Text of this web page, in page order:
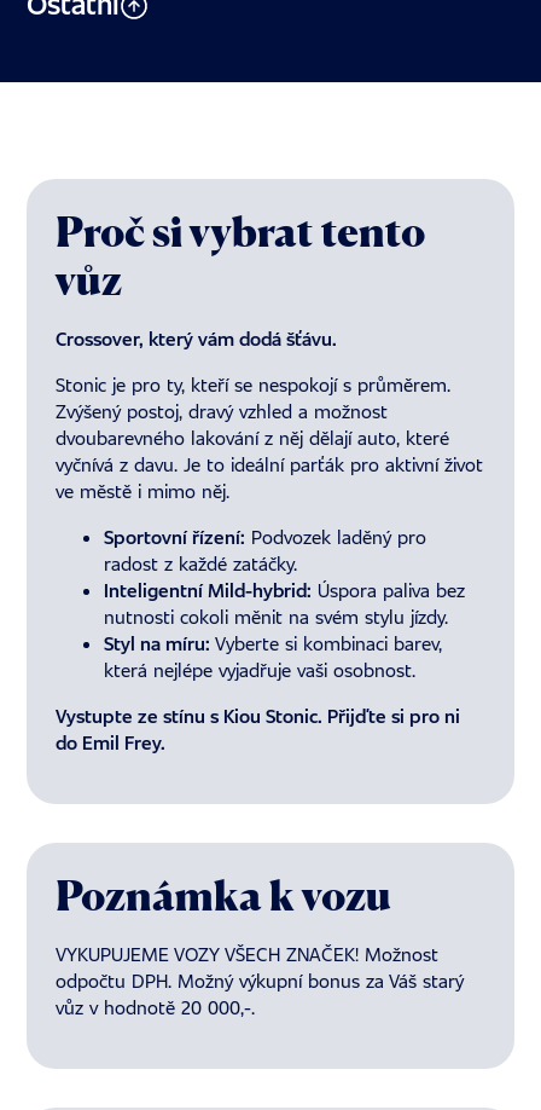
Proč si vybrat tento
vůz
Crossover, který vám dodá šťávu.
Stonic je pro ty, kteří se nespokojí s průměrem.
Zvýšený postoj, dravý vzhled a možnost
dvoubarevného lakování z něj dělají auto, které
vyčnívá z davu. Je to ideální parťák pro aktivní život
ve městě i mimo něj.
Sportovní řízení: Podvozek laděný pro
radost z každé zatáčky.
Inteligentní Mild-hybrid: Úspora paliva bez
nutnosti cokoli měnit na svém stylu jízdy.
Styl na míru: Vyberte si kombinaci barev,
která nejlépe vyjadřuje vaši osobnost.
Vystupte ze stínu s Kiou Stonic. Přijďte si pro ni
do Emil Frey.
Poznámka k vozu
VYKUPUJEME VOZY VŠECH ZNAČEK! Možnost
odpočtu DPH. Možný výkupní bonus za Váš starý
vůz v hodnotě 20 000,-.